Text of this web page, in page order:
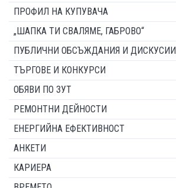
ПРОФИЛ НА КУПУВАЧА
„ШАПКА ТИ СВАЛЯМЕ, ГАБРОВО“
ПУБЛИЧНИ ОБСЪЖДАНИЯ И ДИСКУСИИ
ТЪРГОВЕ И КОНКУРСИ
ОБЯВИ ПО ЗУТ
РЕМОНТНИ ДЕЙНОСТИ
ЕНЕРГИЙНА ЕФЕКТИВНОСТ
АНКЕТИ
КАРИЕРА